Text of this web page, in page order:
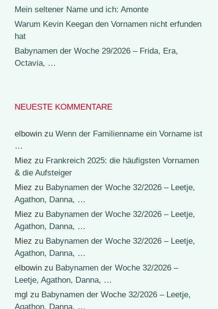
Mein seltener Name und ich: Amonte
Warum Kevin Keegan den Vornamen nicht erfunden
hat
Babynamen der Woche 29/2026 – Frida, Era,
Octavia, …
NEUESTE KOMMENTARE
elbowin zu Wenn der Familienname ein Vorname ist
…
Miez zu Frankreich 2025: die häufigsten Vornamen
& die Aufsteiger
Miez zu Babynamen der Woche 32/2026 – Leetje,
Agathon, Danna, …
Miez zu Babynamen der Woche 32/2026 – Leetje,
Agathon, Danna, …
Miez zu Babynamen der Woche 32/2026 – Leetje,
Agathon, Danna, …
elbowin zu Babynamen der Woche 32/2026 –
Leetje, Agathon, Danna, …
mgl zu Babynamen der Woche 32/2026 – Leetje,
Agathon, Danna, …